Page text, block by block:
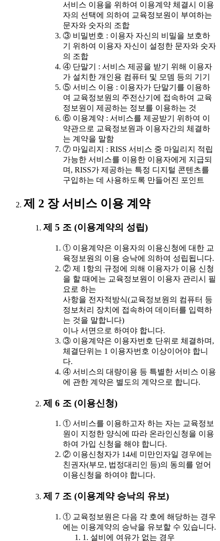
서비스 이용을 위하여 이용계약 체결시 이용
자의 선택에 의하여 교육정보원이 부여하는
문자와 숫자의 조합
③ 비밀번호 : 이용자 자신의 비밀을 보호하
기 위하여 이용자 자신이 설정한 문자와 숫자
의 조합
④ 단말기 : 서비스 제공을 받기 위해 이용자
가 설치한 개인용 컴퓨터 및 모뎀 등의 기기
⑤ 서비스 이용 : 이용자가 단말기를 이용하
여 교육정보원의 주전산기에 접속하여 교육
정보원이 제공하는 정보를 이용하는 것
⑥ 이용계약 : 서비스를 제공받기 위하여 이
약관으로 교육정보원과 이용자간의 체결하
는 계약을 말함
⑦ 마일리지 : RISS 서비스 중 마일리지 적립
가능한 서비스를 이용한 이용자에게 지급되
며, RISS가 제공하는 특정 디지털 콘텐츠를
구입하는 데 사용하도록 만들어진 포인트
제 2 장 서비스 이용 계약
제 5 조 (이용계약의 성립)
① 이용계약은 이용자의 이용신청에 대한 교
육정보원의 이용 승낙에 의하여 성립됩니다.
② 제 1항의 규정에 의해 이용자가 이용 신청
을 할 때에는 교육정보원이 이용자 관리시 필
요로 하는
사항을 전자적방식(교육정보원의 컴퓨터 등
정보처리 장치에 접속하여 데이터를 입력하
는 것을 말합니다)
이나 서면으로 하여야 합니다.
③ 이용계약은 이용자번호 단위로 체결하며,
체결단위는 1 이용자번호 이상이어야 합니
다.
④ 서비스의 대량이용 등 특별한 서비스 이용
에 관한 계약은 별도의 계약으로 합니다.
제 6 조 (이용신청)
① 서비스를 이용하고자 하는 자는 교육정보
원이 지정한 양식에 따라 온라인신청을 이용
하여 가입 신청을 해야 합니다.
② 이용신청자가 14세 미만인자일 경우에는
친권자(부모, 법정대리인 등)의 동의를 얻어
이용신청을 하여야 합니다.
제 7 조 (이용계약 승낙의 유보)
① 교육정보원은 다음 각 호에 해당하는 경우
에는 이용계약의 승낙을 유보할 수 있습니다.
1. 설비에 여유가 없는 경우